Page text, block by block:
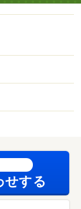
せする